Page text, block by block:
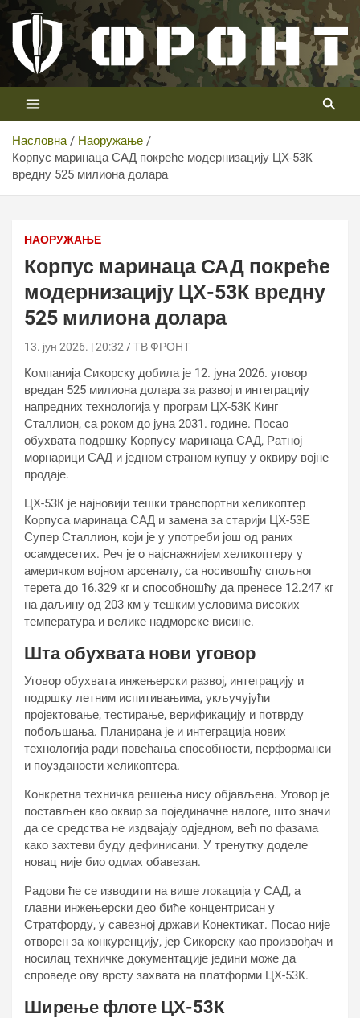
Скип
цонтент
Телевизија ФРОНТ
Први војни канал у Србији
Насловна
Наоружање
Корпус маринаца САД покреће модернизацију ЦХ-53К
вредну 525 милиона долара
НАОРУЖАЊЕ
Корпус маринаца САД покреће
модернизацију ЦХ-53К вредну
525 милиона долара
13. јун 2026. | 20:32 ТВ ФРОНТ
Компанија Сикорскy добила је 12. јуна 2026. уговор
вредан 525 милиона долара за развој и интеграцију
напредних технологија у програм ЦХ-53К Кинг
Сталлион, са роком до јуна 2031. године. Посао
обухвата подршку Корпусу маринаца САД, Ратној
морнарици САД и једном страном купцу у оквиру војне
продаје.
ЦХ-53К је најновији тешки транспортни хеликоптер
Корпуса маринаца САД и замена за старији ЦХ-53Е
Супер Сталлион, који је у употреби још од раних
осамдесетих. Реч је о најснажнијем хеликоптеру у
америчком војном арсеналу, са носивошћу спољног
терета до 16.329 кг и способношћу да пренесе 12.247 кг
на даљину од 203 км у тешким условима високих
температура и велике надморске висине.
Шта обухвата нови уговор
Уговор обухвата инжењерски развој, интеграцију и
подршку летним испитивањима, укључујући
пројектовање, тестирање, верификацију и потврду
побољшања. Планирана је и интеграција нових
технологија ради повећања способности, перформанси
и поузданости хеликоптера.
Конкретна техничка решења нису објављена. Уговор је
постављен као оквир за појединачне налоге, што значи
да се средства не издвајају одједном, већ по фазама
како захтеви буду дефинисани. У тренутку доделе
новац није био одмах обавезан.
Радови ће се изводити на више локација у САД, а
главни инжењерски део биће концентрисан у
Стратфорду, у савезној држави Конектикат. Посао није
отворен за конкуренцију, јер Сикорскy као произвођач и
носилац техничке документације једини може да
спроведе ову врсту захвата на платформи ЦХ-53К.
Ширење флоте ЦХ-53К